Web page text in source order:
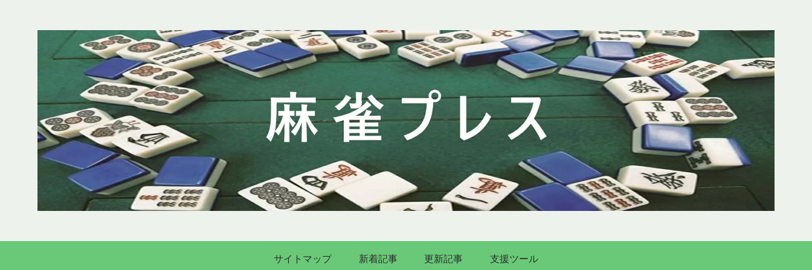
サイトマップ 新着記事 更新記事 支援ツール